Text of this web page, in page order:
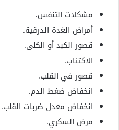
مشكلات التنفس.
أمراض الغدة الدرقية.
قصور الكبد أو الكلى.
الاكتئاب.
قصور في القلب.
انخفاض ضغط الدم.
انخفاض معدل ضربات القلب.
مرض السكري.